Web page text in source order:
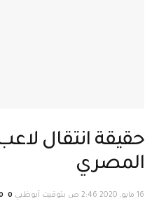
حقيقة انتقال
المصري
16 مايو, 2020 2:46 ص بتوقيت أبوظبي 0